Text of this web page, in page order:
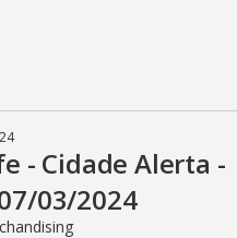
- Cidade Alerta -
03/2024